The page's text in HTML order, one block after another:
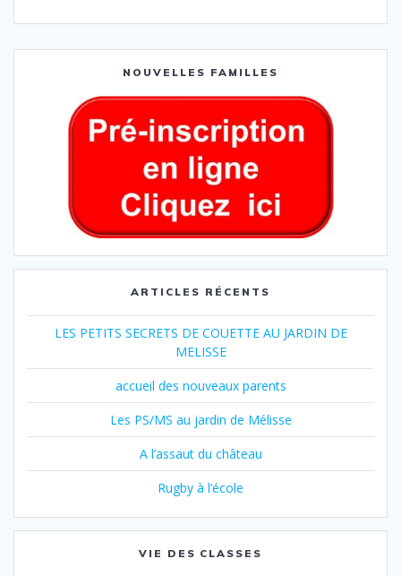
NOUVELLES FAMILLES
ARTICLES RÉCENTS
LES PETITS SECRETS DE COUETTE AU JARDIN DE
MELISSE
accueil des nouveaux parents
Les PS/MS au jardin de Mélisse
A l’assaut du château
Rugby à l’école
VIE DES CLASSES